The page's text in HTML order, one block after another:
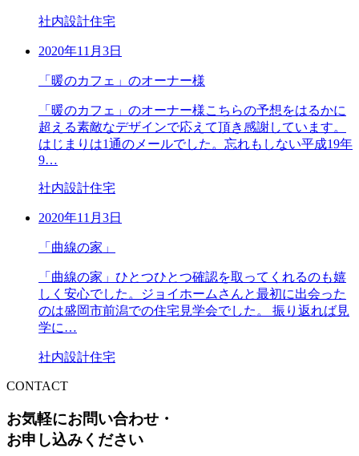
社内設計住宅
2020年11月3日
「暖のカフェ」のオーナー様
「暖のカフェ」のオーナー様こちらの予想をはるかに
超える素敵なデザインで応えて頂き感謝しています。
はじまりは1通のメールでした。忘れもしない平成19年
9…
社内設計住宅
2020年11月3日
「曲線の家」
「曲線の家」ひとつひとつ確認を取ってくれるのも嬉
しく安心でした。ジョイホームさんと最初に出会った
のは盛岡市前潟での住宅見学会でした。 振り返れば見
学に…
社内設計住宅
CONTACT
お気軽にお問い合わせ・
お申し込みください